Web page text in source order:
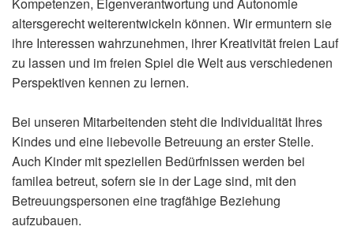
altersgerecht weiterentwickeln können. Wir ermuntern sie
ihre Interessen wahrzunehmen, ihrer Kreativität freien Lauf
zu lassen und im freien Spiel die Welt aus verschiedenen
Perspektiven kennen zu lernen.
Bei unseren Mitarbeitenden steht die Individualität Ihres
Kindes und eine liebevolle Betreuung an erster Stelle.
Auch Kinder mit speziellen Bedürfnissen werden bei
familea betreut, sofern sie in der Lage sind, mit den
Betreuungspersonen eine tragfähige Beziehung
aufzubauen.